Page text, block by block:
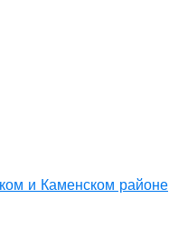
и Каменском районе